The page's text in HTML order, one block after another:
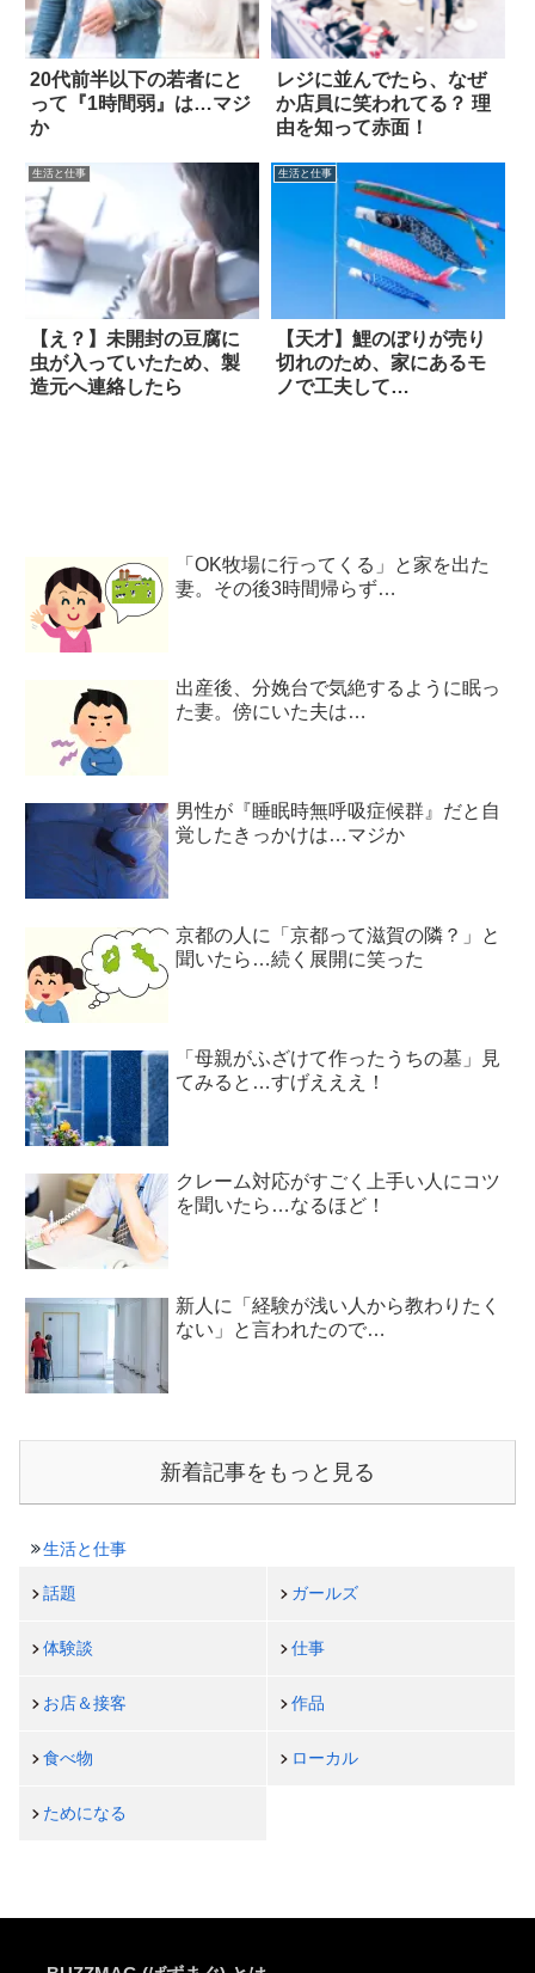
20代前半以下の若者にと
って『1時間弱』は…マジ
か
レジに並んでたら、なぜ
か店員に笑われてる？ 理
由を知って赤面！
生活と仕事
【え？】未開封の豆腐に
虫が入っていたため、製
造元へ連絡したら
生活と仕事
【天才】鯉のぼりが売り
切れのため、家にあるモ
ノで工夫して…
「OK牧場に行ってくる」と家を出た
妻。その後3時間帰らず…
出産後、分娩台で気絶するように眠っ
た妻。傍にいた夫は…
男性が『睡眠時無呼吸症候群』だと自
覚したきっかけは…マジか
京都の人に「京都って滋賀の隣？」と
聞いたら…続く展開に笑った
「母親がふざけて作ったうちの墓」見
てみると…すげえええ！
クレーム対応がすごく上手い人にコツ
を聞いたら…なるほど！
新人に「経験が浅い人から教わりたく
ない」と言われたので…
新着記事をもっと見る
生活と仕事
話題 ガールズ
体験談 仕事
お店＆接客 作品
食べ物 ローカル
ためになる